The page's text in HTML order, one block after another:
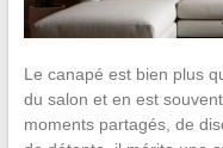
Le canapé est bien plus
du salon et en est
moments partagés, de